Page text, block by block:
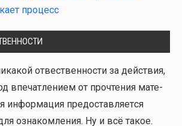
процесс
отвест­вен­но­сти за дей­ствия,
впе­чат­ле­ни­ем от про­чте­ния мате­
инфор­ма­ция предо­став­ля­ет­ся
озна­ком­ле­ния. Ну и всё такое.